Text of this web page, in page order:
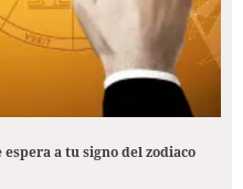
a tu signo del zodiaco